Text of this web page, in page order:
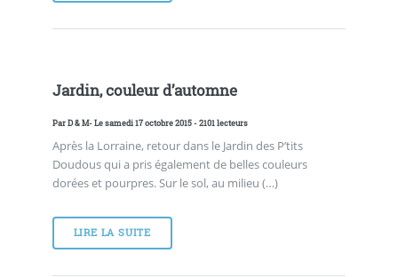
Jardin, couleur d’automne
ParD & M- Le samedi 17 octobre 2015 - 2101 lecteurs
Après la Lorraine, retour dans le Jardin des P’tits
Doudous qui a pris également de belles couleurs
dorées et pourpres. Sur le sol, au milieu (…)
LIRE LA SUITE